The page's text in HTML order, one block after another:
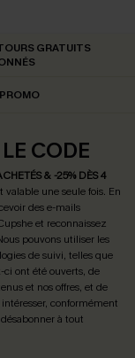
GRATUITS
CODE
& -25% DÈS 4
une seule fois. En
des e-mails
et reconnaissez
pouvons utiliser les
de suivi, telles que
ci ont été ouverts, de
et nos offres, et de
conformément
à tout